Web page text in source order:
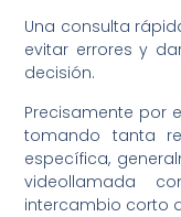
Una consulta
evitar errores y
decisión.
Precisamente por
tomando tanta
específica,
videollamada
intercambio corto